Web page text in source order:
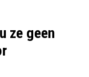
ze geen